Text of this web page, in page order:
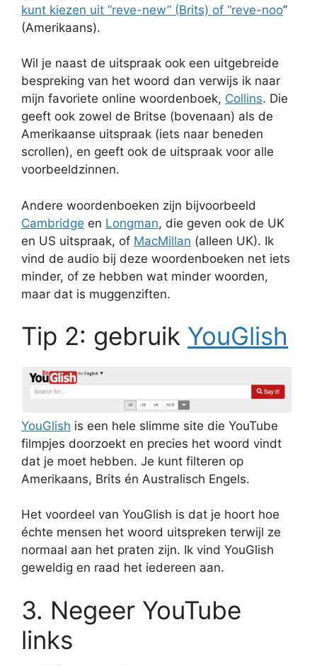
kunt kiezen uit “reve-new” (Brits) of “reve-noo”
(Amerikaans).
Wil je naast de uitspraak ook een uitgebreide
bespreking van het woord dan verwijs ik naar
mijn favoriete online woordenboek, Collins. Die
geeft ook zowel de Britse (bovenaan) als de
Amerikaanse uitspraak (iets naar beneden
scrollen), en geeft ook de uitspraak voor alle
voorbeeldzinnen.
Andere woordenboeken zijn bijvoorbeeld
Cambridge en Longman, die geven ook de UK
en US uitspraak, of MacMillan (alleen UK). Ik
vind de audio bij deze woordenboeken net iets
minder, of ze hebben wat minder woorden,
maar dat is muggenziften.
Tip 2: gebruik YouGlish
YouGlish is een hele slimme site die YouTube
filmpjes doorzoekt en precies het woord vindt
dat je moet hebben. Je kunt filteren op
Amerikaans, Brits én Australisch Engels.
Het voordeel van YouGlish is dat je hoort hoe
échte mensen het woord uitspreken terwijl ze
normaal aan het praten zijn. Ik vind YouGlish
geweldig en raad het iedereen aan.
3. Negeer YouTube
links